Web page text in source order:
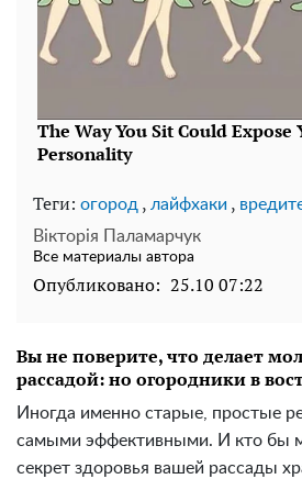
Теги: огород , лайфхаки ,
Вікторія Паламарчук
Все материалы автора
Опубликовано: 25.10 07:22
Вы не поверите, что делает
рассадой: но огородники в
Иногда именно старые, простые
самыми эффективными. И кто бы
секрет здоровья вашей рассады